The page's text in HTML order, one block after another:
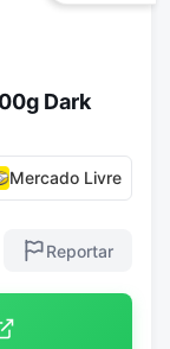
Dark
Mercado Livre
Reportar